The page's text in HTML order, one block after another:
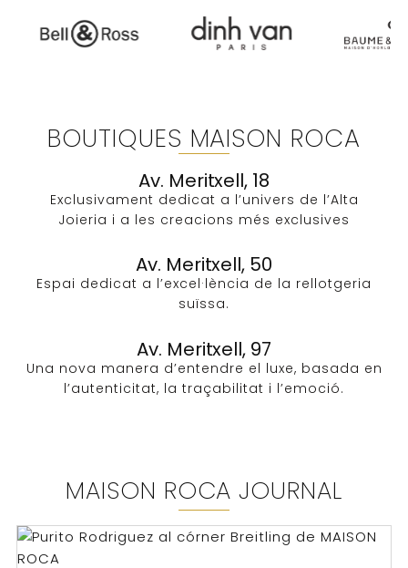
BOUTIQUES MAISON ROCA
Av. Meritxell, 18
Exclusivament dedicat a l’univers de l’Alta
Joieria i a les creacions més exclusives​
Av. Meritxell, 50
Espai dedicat a l’excel·lència de la rellotgeria
suïssa.
Av. Meritxell, 97
Una nova manera d’entendre el luxe, basada en
l’autenticitat, la traçabilitat i l’emoció.
MAISON ROCA JOURNAL